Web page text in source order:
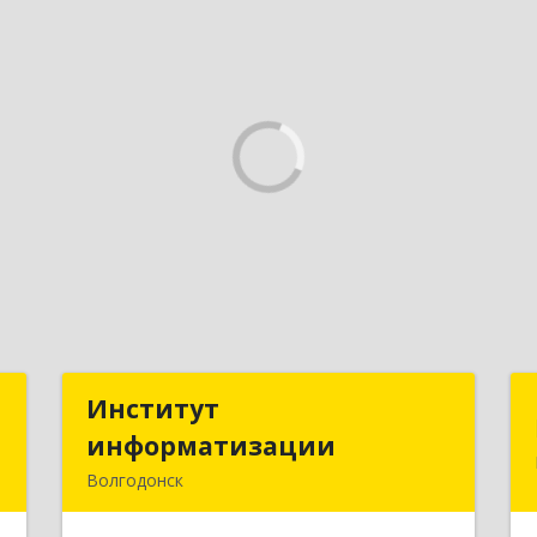
Институт
информатизации
Волгодонск
информатизации